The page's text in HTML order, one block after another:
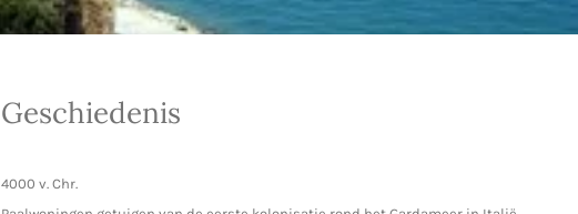
Geschiedenis
4000 v. Chr.